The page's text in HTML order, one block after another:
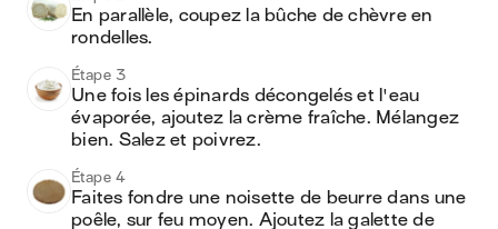
En parallèle, coupez la bûche de chèvre en
rondelles.
Étape 3
Une fois les épinards décongelés et l'eau
évaporée, ajoutez la crème fraîche. Mélangez
bien. Salez et poivrez.
Étape 4
Faites fondre une noisette de beurre dans une
poêle, sur feu moyen. Ajoutez la galette de